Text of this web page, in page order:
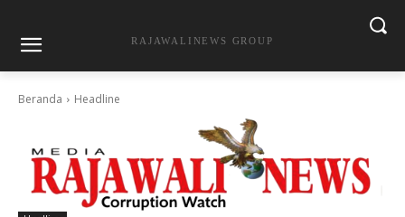
RAJAWALINEWS GROUP
Beranda Headline